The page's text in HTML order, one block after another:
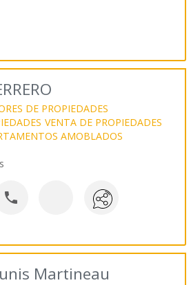
DE PROPIEDADES
VENTA DE PROPIEDADES
AMOBLADOS

Martineau